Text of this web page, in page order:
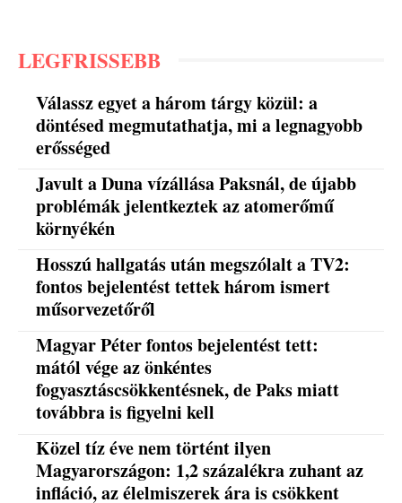
LEGFRISSEBB
Válassz egyet a három tárgy közül: a
döntésed megmutathatja, mi a legnagyobb
erősséged
Javult a Duna vízállása Paksnál, de újabb
problémák jelentkeztek az atomerőmű
környékén
Hosszú hallgatás után megszólalt a TV2:
fontos bejelentést tettek három ismert
műsorvezetőről
Magyar Péter fontos bejelentést tett:
mától vége az önkéntes
fogyasztáscsökkentésnek, de Paks miatt
továbbra is figyelni kell
Közel tíz éve nem történt ilyen
Magyarországon: 1,2 százalékra zuhant az
infláció, az élelmiszerek ára is csökkent